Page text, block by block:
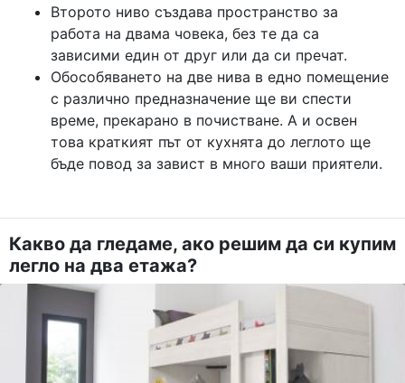
Второто ниво създава пространство за
работа на двама човека, без те да са
зависими един от друг или да си пречат.
Обособяването на две нива в едно помещение
с различно предназначение ще ви спести
време, прекарано в почистване. А и освен
това краткият път от кухнята до леглото ще
бъде повод за завист в много ваши приятели.
Какво да гледаме, ако решим да си купим
легло на два етажа?